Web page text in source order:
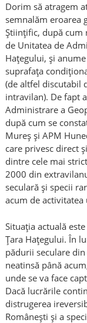
Dorim să atragem
semnalăm eroarea
Științific, după cum
de Unitatea de
Hațegului, și
suprafața
(de altfel discutabil
intravilan). De fapt
Administrare a
după cum se
Mureș și APM
care privesc direct
dintre cele mai
2000 din
seculară și specii
acum de activitatea
Situația actuală
Țara Hațegului. În
pădurii seculare
neatinsă până
unde se va face
Dacă lucrările
distrugerea
Românești și a